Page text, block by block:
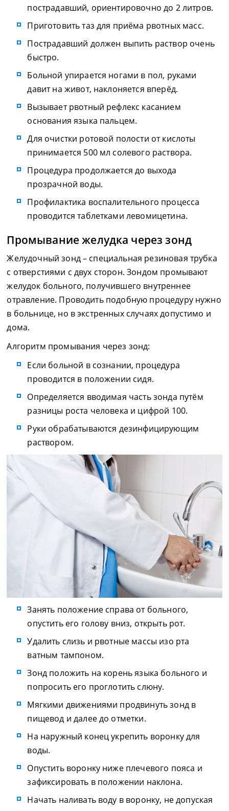
пострадавший, ориентировочно до 2 литров.
Приготовить таз для приёма рвотных масс.
Пострадавший должен выпить раствор очень
быстро.
Больной упирается ногами в пол, руками
давит на живот, наклоняется вперёд.
Вызывает рвотный рефлекс касанием
основания языка пальцем.
Для очистки ротовой полости от кислоты
принимается 500 мл солевого раствора.
Процедура продолжается до выхода
прозрачной воды.
Профилактика воспалительного процесса
проводится таблетками левомицетина.
Промывание желудка через зонд
Желудочный зонд – специальная резиновая трубка
с отверстиями с двух сторон. Зондом промывают
желудок больного, получившего внутреннее
отравление. Проводить подобную процедуру нужно
в больнице, но в экстренных случаях допустимо и
дома.
Алгоритм промывания через зонд:
Если больной в сознании, процедура
проводится в положении сидя.
Определяется вводимая часть зонда путём
разницы роста человека и цифрой 100.
Руки обрабатываются дезинфицирующим
раствором.
Занять положение справа от больного,
опустить его голову вниз, открыть рот.
Удалить слизь и рвотные массы изо рта
ватным тампоном.
Зонд положить на корень языка больного и
попросить его проглотить слюну.
Мягкими движениями продвинуть зонд в
пищевод и далее до отметки.
На наружный конец укрепить воронку для
воды.
Опустить воронку ниже плечевого пояса и
зафиксировать в положении наклона.
Начать наливать воду в воронку, не допуская